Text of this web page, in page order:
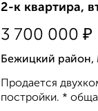
2-к квартира,
3 700 000 ₽
Бежицкий район,
Продается
постройки. *